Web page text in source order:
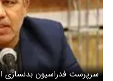
سرپرست فدراسیون بدنسازی